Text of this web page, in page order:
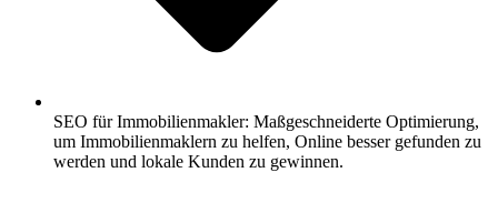
SEO für Immobilienmakler: Maßgeschneiderte Optimierung,
um Immobilienmaklern zu helfen, Online besser gefunden zu
werden und lokale Kunden zu gewinnen.